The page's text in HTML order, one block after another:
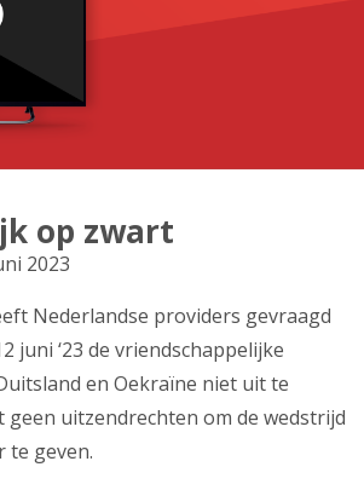
op zwart
2023
Nederlandse providers gevraagd
juni ‘23 de vriendschappelijke
en Oekraïne niet uit te
geen uitzendrechten om de wedstrijd
te geven.